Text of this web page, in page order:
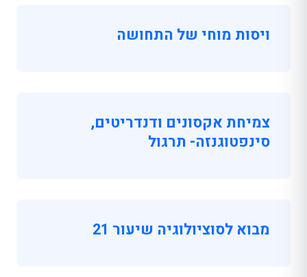
ויסות מוחי של התחושה
צמיחת אקסונים ודנדריטים,
סינפטוגנזה- תרגול
מבוא לסוציולוגיה שיעור 21